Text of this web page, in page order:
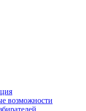
возможности